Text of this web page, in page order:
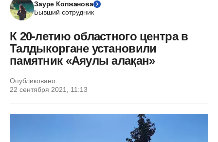
Зауре Копжанова
Бывший сотрудник
К 20-летию областного центра в
Талдыкоргане установили
памятник «Аяулы алақан»
Опубликовано:
22 сентября 2021, 11:13